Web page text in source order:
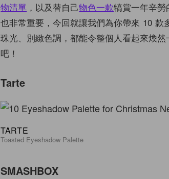
物清單 ，以及替自己物色一款犒賞一年辛
也非常重要，今回就讓我們為你帶來 10 款
珠光、別緻色調，都能令整個人看起來煥
吧！
Tarte
TARTE
Toasted Eyeshadow Palette
SMASHBOX